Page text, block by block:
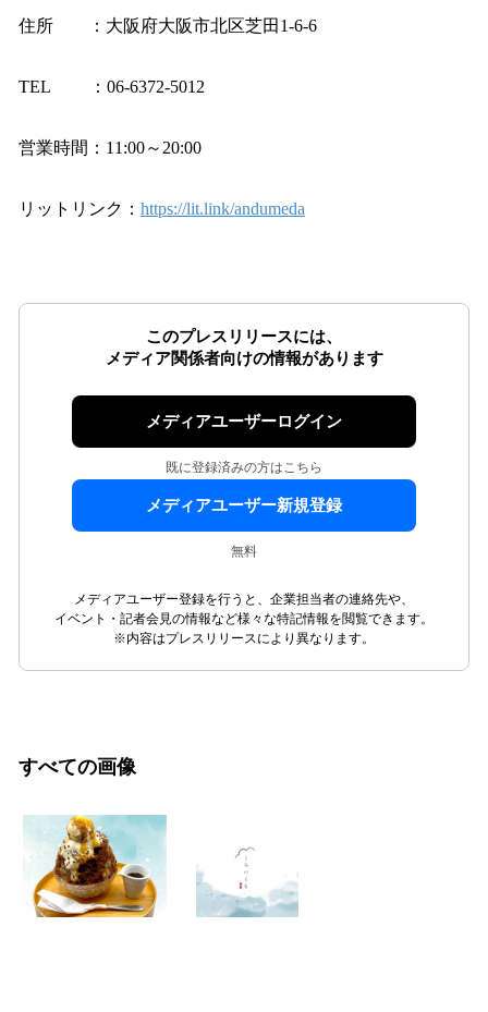
住所 ：大阪府大阪市北区芝田1-6-6
TEL ：06-6372-5012
営業時間：11:00～20:00
リットリンク： https://lit.link/andumeda
このプレスリリースには、
メディア関係者向けの情報があります
メディアユーザーログイン
既に登録済みの方はこちら
メディアユーザー新規登録
無料
メディアユーザー登録を行うと、企業担当者の連絡先や、
イベント・記者会見の情報など様々な特記情報を閲覧できます。
※内容はプレスリリースにより異なります。
すべての画像